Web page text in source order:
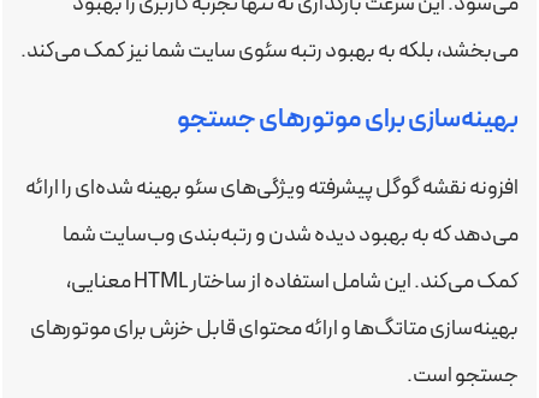
می‌بخشد، بلکه به بهبود رتبه سئوی سایت شما نیز کمک می‌کند.
بهینه‌سازی برای موتورهای جستجو
افزونه نقشه گوگل پیشرفته ویژگی‌های سئو بهینه شده‌ای را ارائه
می‌دهد که به بهبود دیده شدن و رتبه‌بندی وب‌سایت شما
کمک می‌کند. این شامل استفاده از ساختار HTML معنایی،
بهینه‌سازی متاتگ‌ها و ارائه محتوای قابل خزش برای موتورهای
جستجو است.